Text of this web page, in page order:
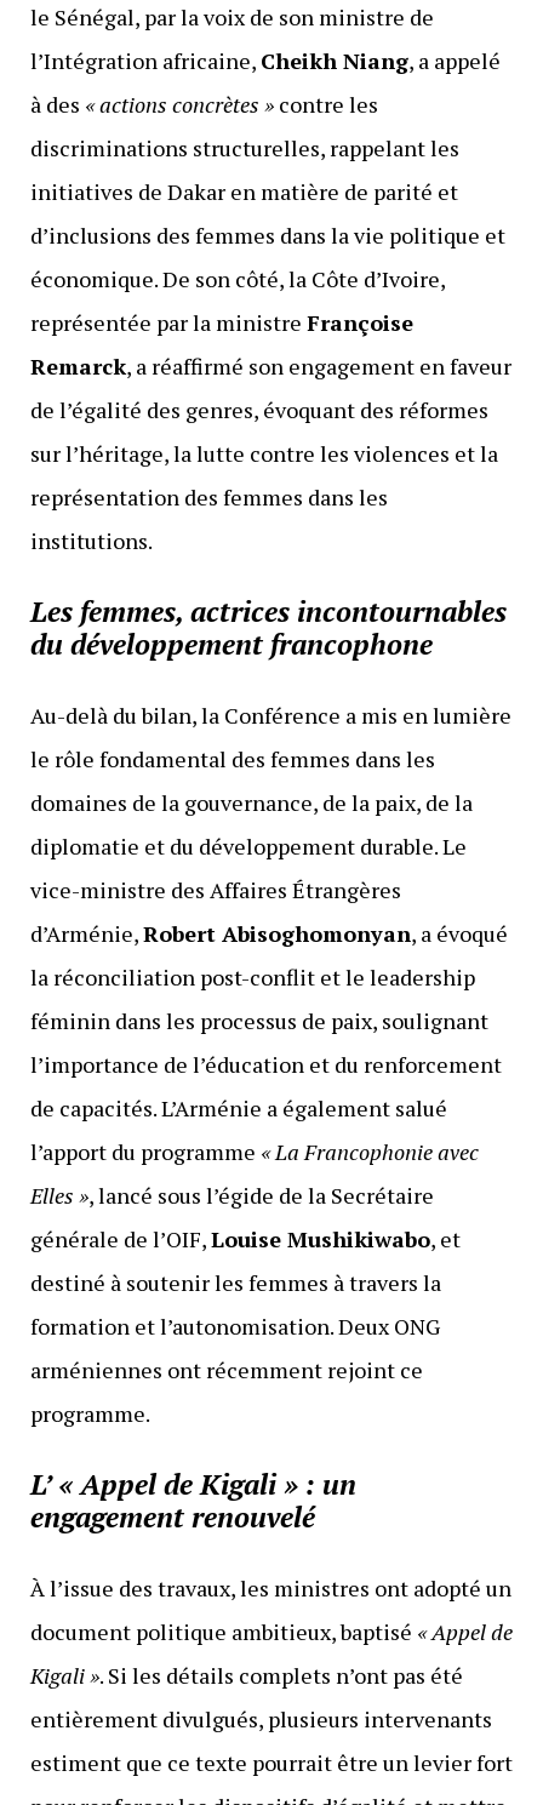
le Sénégal, par la voix de son ministre de
l’Intégration africaine, Cheikh Niang, a appelé
à des « actions concrètes »contre les
discriminations structurelles, rappelant les
initiatives de Dakar en matière de parité et
d’inclusions des femmes dans la vie politique et
économique. De son côté, la Côte d’Ivoire,
représentée par la ministre Françoise
Remarck, a réaffirmé son engagement en faveur
de l’égalité des genres, évoquant des réformes
sur l’héritage, la lutte contre les violences et la
représentation des femmes dans les
institutions.
Les femmes, actrices incontournables
du développement francophone
Au-delà du bilan, la Conférence a mis en lumière
le rôle fondamental des femmes dans les
domaines de la gouvernance, de la paix, de la
diplomatie et du développement durable. Le
vice-ministre des Affaires Étrangères
d’Arménie,Robert Abisoghomonyan, a évoqué
la réconciliation post-conflit et le leadership
féminin dans les processus de paix, soulignant
l’importance de l’éducation et du renforcement
de capacités. L’Arménie a également salué
l’apport du programme « La Francophonie avec
Elles », lancé sous l’égide de la Secrétaire
générale de l’OIF,Louise Mushikiwabo, et
destiné à soutenir les femmes à travers la
formation et l’autonomisation. Deux ONG
arméniennes ont récemment rejoint ce
programme.
L’ « Appel de Kigali » : un
engagement renouvelé
À l’issue des travaux, les ministres ont adopté un
document politique ambitieux, baptisé « Appel de
Kigali ». Si les détails complets n’ont pas été
entièrement divulgués, plusieurs intervenants
estiment que ce texte pourrait être un levier fort